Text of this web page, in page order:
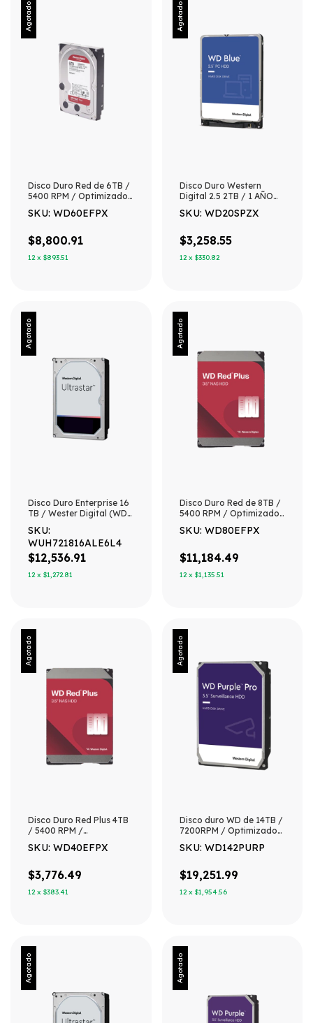
Agotado
Disco Duro Red de 6TB /
5400 RPM / Optimizado
Años de Garantia
SKU: WD60EFPX
$8,800.91
12 x $893.51
Agotado
Disco Duro Western
Digital 2.5 2TB / 1 AÑO
SKU: WD20SPZX
$3,258.55
12 x $330.82
Agotado
Disco Duro Enterprise 16
TB / Wester Digital (WD)
Recomendado para
Data Center y NVRs de
Alta Capacidad / Alto
Performace
SKU:
WUH721816ALE6L4
$12,536.91
12 x $1,272.81
Agotado
Disco Duro Red de 8TB /
5400 RPM / Optimizado
Años de Garantia
SKU: WD80EFPX
$11,184.49
12 x $1,135.51
Agotado
Disco Duro Red Plus 4TB
/ 5400 RPM /
Uso 24-7 / 3 Años de
SKU: WD40EFPX
$3,776.49
12 x $383.41
Agotado
Disco duro WD de 14TB /
7200RPM / Optimizado
inteligente
SKU: WD142PURP
$19,251.99
12 x $1,954.56
Agotado Agotado